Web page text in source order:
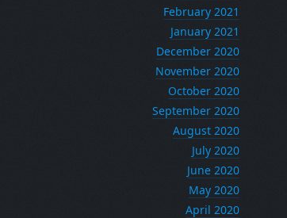
February 2021
January 2021
December 2020
November 2020
October 2020
September 2020
August 2020
July 2020
June 2020
May 2020
April 2020